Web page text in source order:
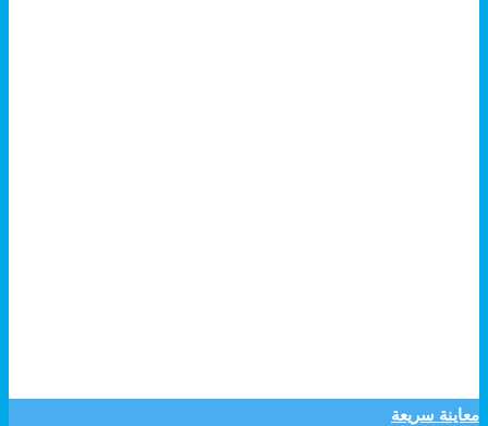
هناك العديد من الأشكال المختلفة لهذا المنتج. يمكن اختيار
معاينة سريعة